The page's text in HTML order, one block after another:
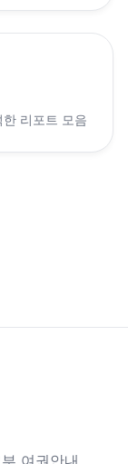
리포트 모음
여권안내